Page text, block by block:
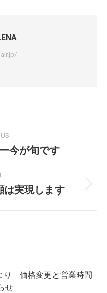
今が旬です
は実現します
り 価格変更と営業時間
せ